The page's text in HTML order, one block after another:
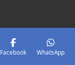
Facebook WhatsApp